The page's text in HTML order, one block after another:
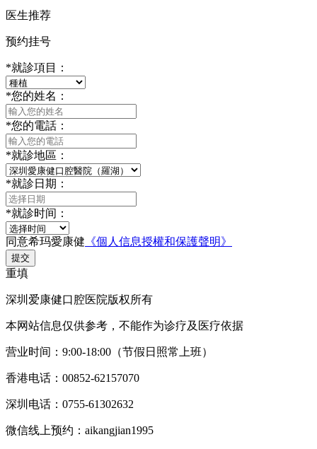
医生推荐
预约挂号
*就診項目：
*您的姓名：
*您的電話：
*就診地區：
*就診日期：
*就診时间：
同意希玛愛康健 《個人信息授權和保護聲明》
提交
重填
深圳爱康健口腔医院版权所有
本网站信息仅供参考，不能作为诊疗及医疗依据
营业时间：9:00-18:00（节假日照常上班）
香港电话：00852-62157070
深圳电话：0755-61302632
微信线上预约：aikangjian1995